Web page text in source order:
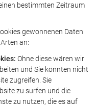
bestimmten Zeitraum
gewonnenen Daten
an:
Ohne diese wären wir
und Sie könnten nicht
zugreifen. Sie
zu surfen und die
zu nutzen, die es auf